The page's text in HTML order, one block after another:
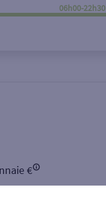
06h00-22h30
€